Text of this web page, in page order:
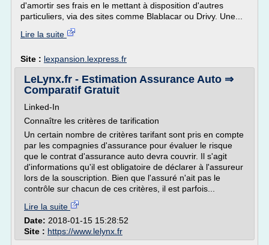
d'amortir ses frais en le mettant à disposition d'autres
particuliers, via des sites comme Blablacar ou Drivy. Une...
Lire la suite
Site : lexpansion.lexpress.fr
LeLynx.fr - Estimation Assurance Auto ⇒
Comparatif Gratuit
Linked-In
Connaître les critères de tarification
Un certain nombre de critères tarifant sont pris en compte
par les compagnies d'assurance pour évaluer le risque
que le contrat d'assurance auto devra couvrir. Il s'agit
d'informations qu'il est obligatoire de déclarer à l'assureur
lors de la souscription. Bien que l'assuré n'ait pas le
contrôle sur chacun de ces critères, il est parfois...
Lire la suite
Date: 2018-01-15 15:28:52
Site : https://www.lelynx.fr